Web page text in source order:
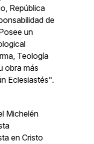
República
de
un
Teología
obra más
Eclesiastés".
Michelén
en Cristo